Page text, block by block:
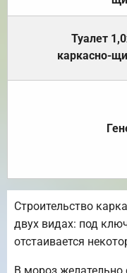
Туалет
каркасно-
Строительство
двух видах: под
отстаивается
В мороз желательно